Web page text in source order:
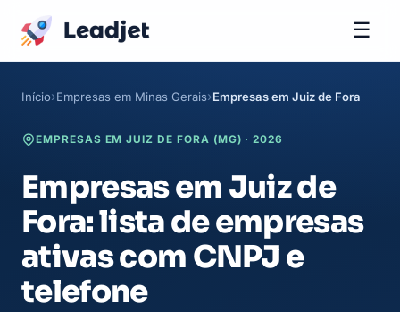
☰
Início Empresas em Minas Gerais Empresas em Juiz de Fora
EMPRESAS EM JUIZ DE FORA (MG) · 2026
Empresas em Juiz de
Fora: lista de empresas
ativas com CNPJ e
telefone